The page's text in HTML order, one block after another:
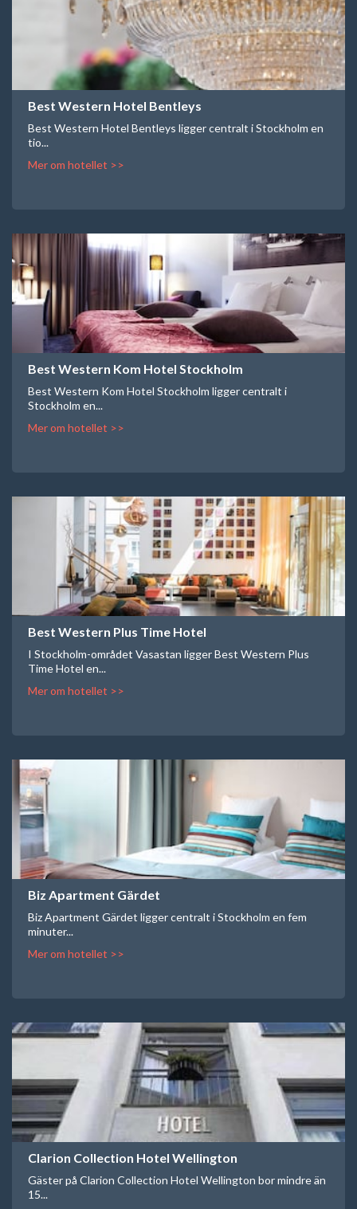
Best Western Hotel Bentleys
Best Western Hotel Bentleys ligger centralt i Stockholm en
tio...
Mer om hotellet >>
Best Western Kom Hotel Stockholm
Best Western Kom Hotel Stockholm ligger centralt i
Stockholm en...
Mer om hotellet >>
Best Western Plus Time Hotel
I Stockholm-området Vasastan ligger Best Western Plus
Time Hotel en...
Mer om hotellet >>
Biz Apartment Gärdet
Biz Apartment Gärdet ligger centralt i Stockholm en fem
minuter...
Mer om hotellet >>
Clarion Collection Hotel Wellington
Gäster på Clarion Collection Hotel Wellington bor mindre än
15...